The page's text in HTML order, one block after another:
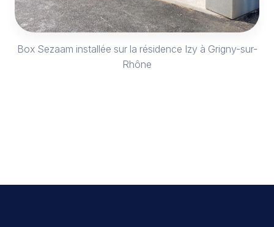
Box Sezaam installée sur la résidence Izy à Grigny-sur-
Rhône